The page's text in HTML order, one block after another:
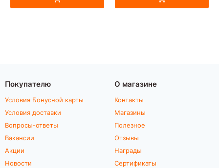
Покупателю
Условия Бонусной карты
Условия доставки
Вопросы-ответы
Вакансии
Акции
Новости
О магазине
Контакты
Магазины
Полезное
Отзывы
Награды
Сертификаты